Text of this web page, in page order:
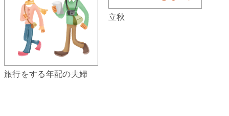
旅行をする年配の夫婦
立秋